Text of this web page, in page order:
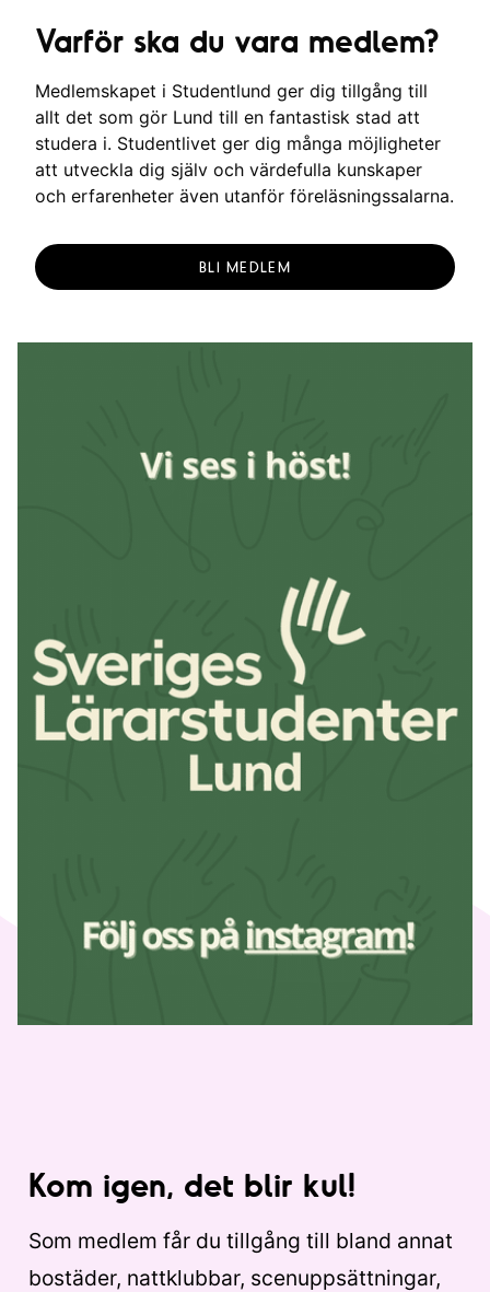
Varför ska du vara medlem?
Medlemskapet i Studentlund ger dig tillgång till
allt det som gör Lund till en fantastisk stad att
studera i. Studentlivet ger dig många möjligheter
att utveckla dig själv och värdefulla kunskaper
och erfarenheter även utanför föreläsningssalarna.
BLI MEDLEM
Kom igen, det blir kul!
Som medlem får du tillgång till bland annat
bostäder, nattklubbar, scenuppsättningar,